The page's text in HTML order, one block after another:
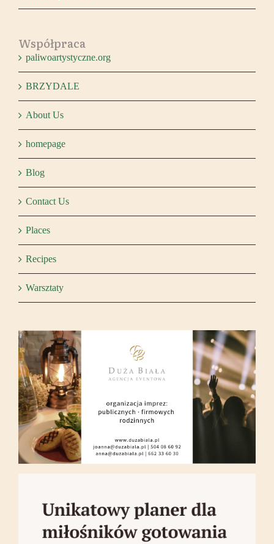
Współpraca
paliwoartystyczne.org
BRZYDALE
About Us
homepage
Blog
Contact Us
Places
Recipes
Warsztaty